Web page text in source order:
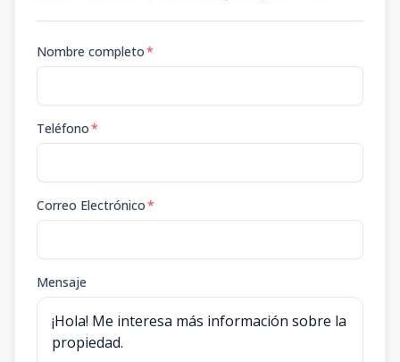
Nombre completo*
Teléfono*
Correo Electrónico*
Mensaje